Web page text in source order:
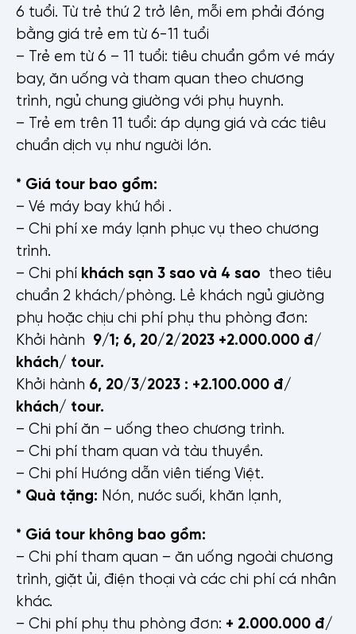
6 tuổi. Từ trẻ thứ 2 trở lên, mỗi em phải đóng
bằng giá trẻ em từ 6-11 tuổi
– Trẻ em từ 6 – 11 tuổi: tiêu chuẩn gồm vé máy
bay, ăn uống và tham quan theo chương
trình, ngủ chung giường với phụ huynh.
– Trẻ em trên 11 tuổi: áp dụng giá và các tiêu
chuẩn dịch vụ như người lớn.
* Giá tour bao gồm:
– Vé máy bay khứ hồi .
– Chi phí xe máy lạnh phục vụ theo chương
trình.
– Chi phí khách sạn 3 sao và 4 sao theo tiêu
chuẩn 2 khách/phòng. Lẻ khách ngủ giường
phụ hoặc chịu chi phí phụ thu phòng đơn:
Khởi hành 9/1; 6, 20/2/2023 +2.000.000 đ/
khách/ tour.
Khởi hành 6, 20/3/2023 : +2.100.000 đ/
khách/ tour.
– Chi phí ăn – uống theo chương trình.
– Chi phí tham quan và tàu thuyền.
– Chi phí Hướng dẫn viên tiếng Việt.
* Quà tặng: Nón, nước suối, khăn lạnh,
* Giá tour không bao gồm:
– Chi phí tham quan – ăn uống ngoài chương
trình, giặt ủi, điện thoại và các chi phí cá nhân
khác.
– Chi phí phụ thu phòng đơn: + 2.000.000 đ/
Nội dung